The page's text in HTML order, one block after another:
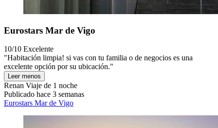
Eurostars Mar de Vigo
10/10 Excelente
"Habitación limpia! si vas con tu familia o de negocios es una
excelente opción por su ubicación."
Leer menos
Renan Viaje de 1 noche
Publicado hace 3 semanas
Eurostars Mar de Vigo